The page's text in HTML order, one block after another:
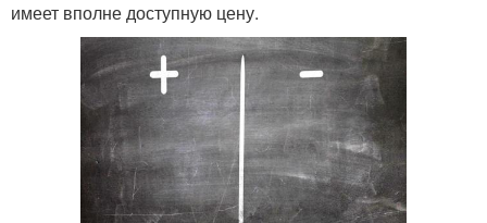
имеет вполне доступную цену.